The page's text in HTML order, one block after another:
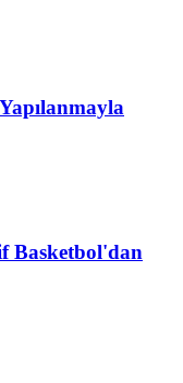
Basketbol'dan